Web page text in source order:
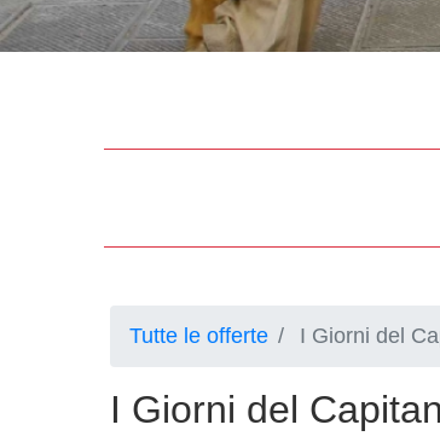
Tutte le offerte I Giorni del
I Giorni del